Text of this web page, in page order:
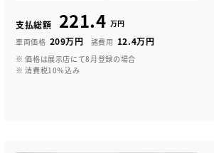
支払総額 221.4 万円
車両価格 209万円 諸費用 12.4万円
※ 価格は展示店にて8月登録の場合
※ 消費税10％込み